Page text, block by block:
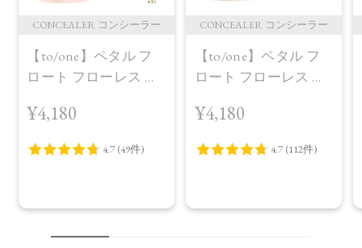
CONCEALER コンシーラー
【to/one】ペタル フ
ロート フローレス タ
¥4,180
CONCEALER コンシーラー
【to/one】ペタル フ
ロート フローレス タ
ジ
¥4,180